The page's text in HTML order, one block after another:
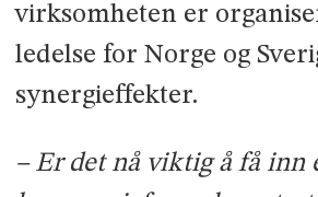
virksomheten er
ledelse for Norge og
synergieffekter.
– Er det nå viktig å få inn